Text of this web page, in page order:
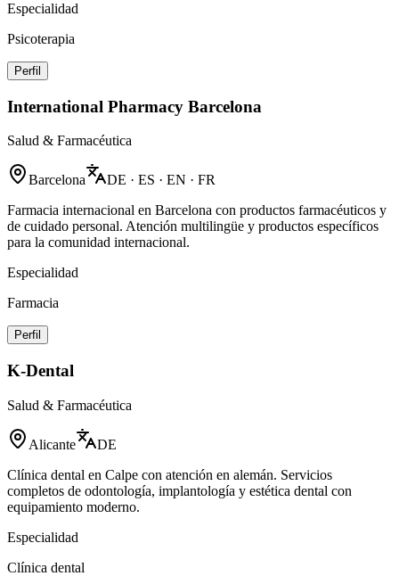
Especialidad
Psicoterapia
Perfil
International Pharmacy Barcelona
Salud & Farmacéutica
Barcelona
DE · ES · EN · FR
Farmacia internacional en Barcelona con productos farmacéuticos y
de cuidado personal. Atención multilingüe y productos específicos
para la comunidad internacional.
Especialidad
Farmacia
Perfil
K-Dental
Salud & Farmacéutica
Alicante
DE
Clínica dental en Calpe con atención en alemán. Servicios
completos de odontología, implantología y estética dental con
equipamiento moderno.
Especialidad
Clínica dental